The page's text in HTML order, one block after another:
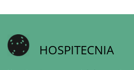
HOSPITECNIA